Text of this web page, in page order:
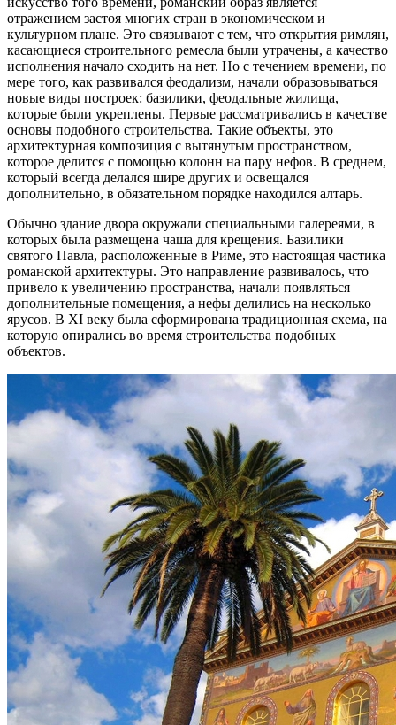
отражением застоя многих стран в экономическом и
культурном плане. Это связывают с тем, что открытия римлян,
касающиеся строительного ремесла были утрачены, а качество
исполнения начало сходить на нет. Но с течением времени, по
мере того, как развивался феодализм, начали образовываться
новые виды построек: базилики, феодальные жилища,
которые были укреплены. Первые рассматривались в качестве
основы подобного строительства. Такие объекты, это
архитектурная композиция с вытянутым пространством,
которое делится с помощью колонн на пару нефов. В среднем,
который всегда делался шире других и освещался
дополнительно, в обязательном порядке находился алтарь.
Обычно здание двора окружали специальными галереями, в
которых была размещена чаша для крещения. Базилики
святого Павла, расположенные в Риме, это настоящая частика
романской архитектуры. Это направление развивалось, что
привело к увеличению пространства, начали появляться
дополнительные помещения, а нефы делились на несколько
ярусов. В XI веку была сформирована традиционная схема, на
которую опирались во время строительства подобных
объектов.